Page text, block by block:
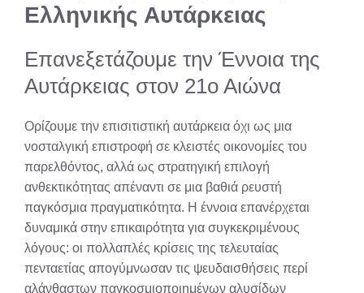
Ελληνικής Αυτάρκειας
Επανεξετάζουμε την Έννοια της
Αυτάρκειας στον 21ο Αιώνα
Ορίζουμε την επισιτιστική αυτάρκεια όχι ως μια
νοσταλγική επιστροφή σε κλειστές οικονομίες του
παρελθόντος, αλλά ως στρατηγική επιλογή
ανθεκτικότητας απέναντι σε μια βαθιά ρευστή
παγκόσμια πραγματικότητα. Η έννοια επανέρχεται
δυναμικά στην επικαιρότητα για συγκεκριμένους
λόγους: οι πολλαπλές κρίσεις της τελευταίας
πενταετίας απογύμνωσαν τις ψευδαισθήσεις περί
αλάνθαστων παγκοσμιοποιημένων αλυσίδων